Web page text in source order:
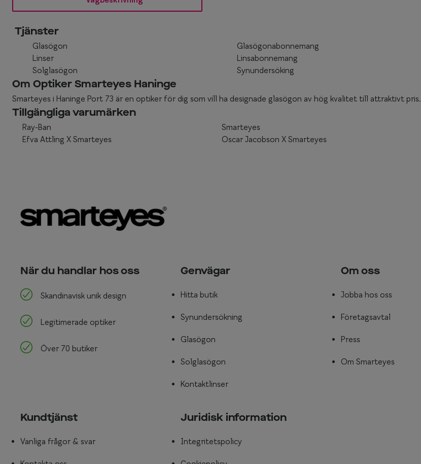
Tjänster
Glasögon
Glasögonabonnemang
Linser
Linsabonnemang
Solglasögon
Synundersöking
Om Optiker Smarteyes Haninge
Smarteyes i Haninge Port 73 är en optiker för dig som vill ha designade glasögon av hög kvalitet till attraktivt pris.
Tillgängliga varumärken
Ray-Ban
Smarteyes
Efva Attling X Smarteyes
Oscar Jacobson X Smarteyes
När du handlar hos oss
Skandinavisk unik design
Legitimerade optiker
Över 70 butiker
Genvägar
Hitta butik
Synundersökning
Glasögon
Solglasögon
Kontaktlinser
Om oss
Jobba hos oss
Företagsavtal
Press
Om Smarteyes
Kundtjänst
Vanliga frågor & svar
Juridisk information
Integritetspolicy